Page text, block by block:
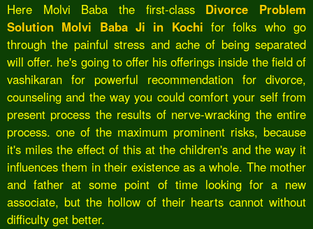
Here Molvi Baba the first-class Divorce Problem
Solution Molvi Baba Ji in Kochi for folks who go
through the painful stress and ache of being separated
will offer. he's going to offer his offerings inside the field of
vashikaran for powerful recommendation for divorce,
counseling and the way you could comfort your self from
present process the results of nerve-wracking the entire
process. one of the maximum prominent risks, because
it's miles the effect of this at the children's and the way it
influences them in their existence as a whole. The mother
and father at some point of time looking for a new
associate, but the hollow of their hearts cannot without
difficulty get better.